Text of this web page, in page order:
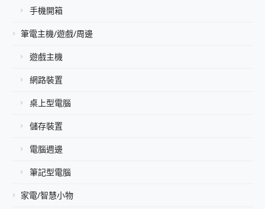
手機開箱
筆電主機/遊戲/周邊
遊戲主機
網路裝置
桌上型電腦
儲存裝置
電腦週邊
筆記型電腦
家電/智慧小物